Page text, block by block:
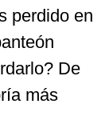
perdido en
De
más